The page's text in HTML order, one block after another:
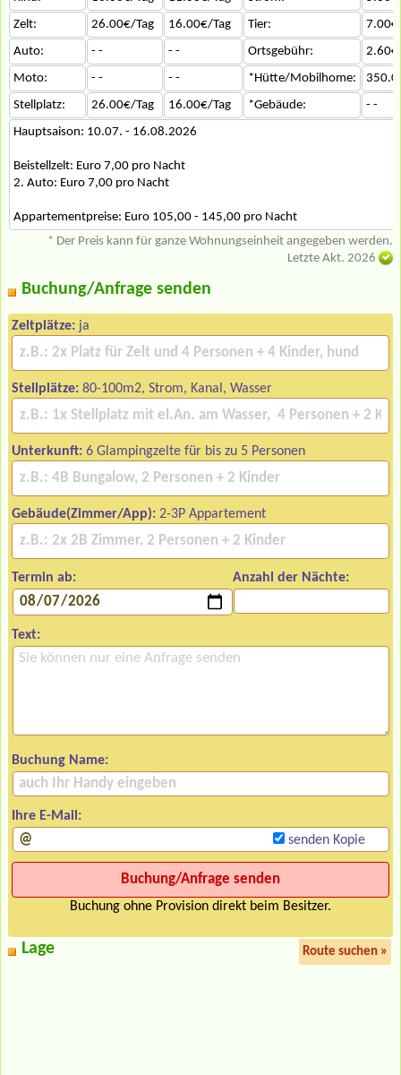
Zelt:
26.00€/Tag 16.00€/Tag Tier:
Auto:
- - - - Ortsgebühr:
Moto:
- - - - *Hütte/Mobilhome:
Stellplatz:
26.00€/Tag 16.00€/Tag *Gebäude:
- -
Hauptsaison: 10.07. - 16.08.2026
Beistellzelt: Euro 7,00 pro Nacht
2. Auto: Euro 7,00 pro Nacht
Appartementpreise: Euro 105,00 - 145,00 pro Nacht
* Der Preis kann für ganze Wohnungseinheit angegeben werden.
Letzte Akt. 2026
Buchung/Anfrage senden
Zeltplätze: ja
Stellplätze: 80-100m2, Strom, Kanal, Wasser
Unterkunft: 6 Glampingzelte für bis zu 5 Personen
Gebäude(Zimmer/App): 2-3P Appartement
Termin ab: Anzahl der Nächte:
Text:
Buchung Name:
Ihre E-Mail:
senden Kopie
Buchung ohne Provision direkt beim Besitzer.
Lage Route suchen »